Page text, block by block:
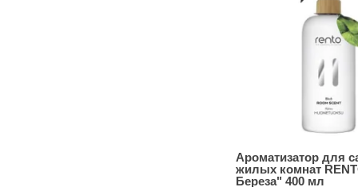
Ароматизатор для
жилых комнат
Береза" 400 мл